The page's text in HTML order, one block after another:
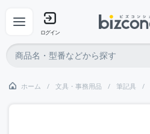
ログイン
ホーム 文具・事務用品 筆記具